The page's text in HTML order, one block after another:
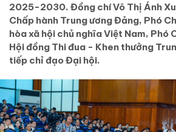
2025-2030. Đồng chí Võ Thị Ánh
Chấp hành Trung ương Đảng, Phó
hòa xã hội chủ nghĩa Việt Nam, Phó
Hội đồng Thi đua - Khen thưởng
tiếp chỉ đạo Đại hội.